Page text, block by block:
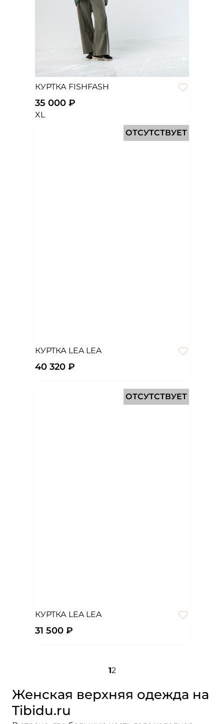
КУРТКА FISHFASH
35 000 ₽
XL
ОТСУТСТВУЕТ
КУРТКА LEA LEA
40 320 ₽
ОТСУТСТВУЕТ
КУРТКА LEA LEA
31 500 ₽
12
Женская верхняя одежда на
Tibidu.ru